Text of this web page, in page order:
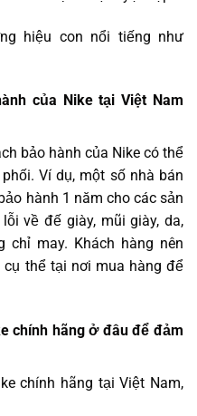
hiệu con nổi tiếng như
của Nike tại Việt Nam
bảo hành của Nike có thể
Ví dụ, một số nhà bán
hành 1 năm cho các sản
về đế giày, mũi giày, da,
chỉ may. Khách hàng nên
thể tại nơi mua hàng để
chính hãng ở đâu để đảm
chính hãng tại Việt Nam,